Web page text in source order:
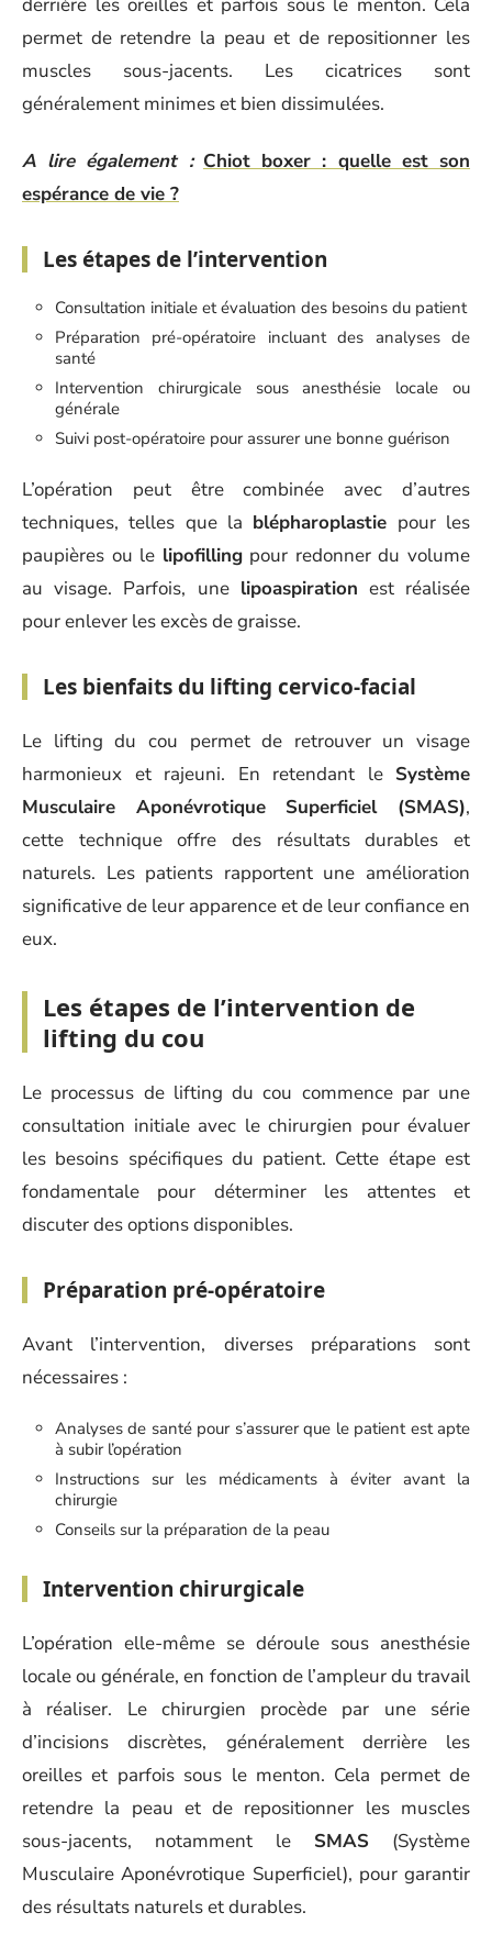
permet de retendre la peau et de repositionner les
muscles sous-jacents. Les cicatrices sont
généralement minimes et bien dissimulées.
A lire également : Chiot boxer : quelle est son
espérance de vie ?
Les étapes de l’intervention
Consultation initiale et évaluation des besoins du patient
Préparation pré-opératoire incluant des analyses de
santé
Intervention chirurgicale sous anesthésie locale ou
générale
Suivi post-opératoire pour assurer une bonne guérison
L’opération peut être combinée avec d’autres
techniques, telles que la blépharoplastie pour les
paupières ou le lipofillingpour redonner du volume
au visage. Parfois, une lipoaspiration est réalisée
pour enlever les excès de graisse.
Les bienfaits du lifting cervico-facial
Le lifting du cou permet de retrouver un visage
harmonieux et rajeuni. En retendant le Système
Musculaire Aponévrotique Superficiel (SMAS),
cette technique offre des résultats durables et
naturels. Les patients rapportent une amélioration
significative de leur apparence et de leur confiance en
eux.
Les étapes de l’intervention de
lifting du cou
Le processus de lifting du cou commence par une
consultation initiale avec le chirurgien pour évaluer
les besoins spécifiques du patient. Cette étape est
fondamentale pour déterminer les attentes et
discuter des options disponibles.
Préparation pré-opératoire
Avant l’intervention, diverses préparations sont
nécessaires :
Analyses de santé pour s’assurer que le patient est apte
à subir l’opération
Instructions sur les médicaments à éviter avant la
chirurgie
Conseils sur la préparation de la peau
Intervention chirurgicale
L’opération elle-même se déroule sous anesthésie
locale ou générale, en fonction de l’ampleur du travail
à réaliser. Le chirurgien procède par une série
d’incisions discrètes, généralement derrière les
oreilles et parfois sous le menton. Cela permet de
retendre la peau et de repositionner les muscles
sous-jacents, notamment le SMAS (Système
Musculaire Aponévrotique Superficiel), pour garantir
des résultats naturels et durables.